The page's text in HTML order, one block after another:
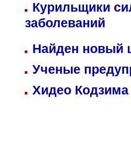
Курильщики
заболеваний
Найден
Ученые
Хидео